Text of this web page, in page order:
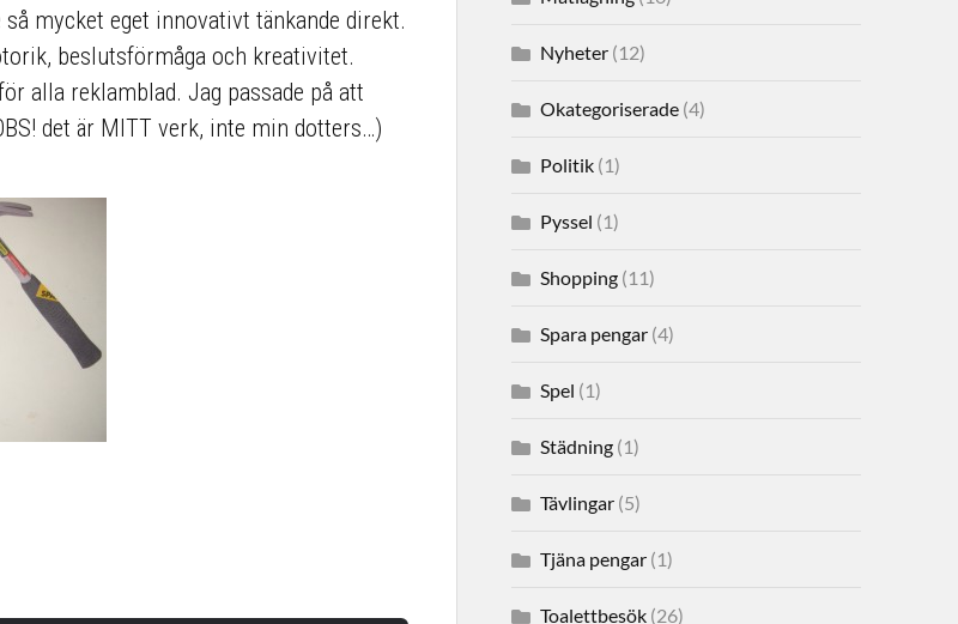
mycket eget innovativt tänkande direkt.
beslutsförmåga och kreativitet.
alla reklamblad. Jag passade på att
det är MITT verk, inte min dotters…)
Nyheter(12)
Okategoriserade(4)
Politik(1)
Pyssel (1)
Shopping(11)
Spara pengar(4)
Spel (1)
Städning(1)
Tävlingar(5)
Tjäna pengar(1)
Toalettbesök(26)